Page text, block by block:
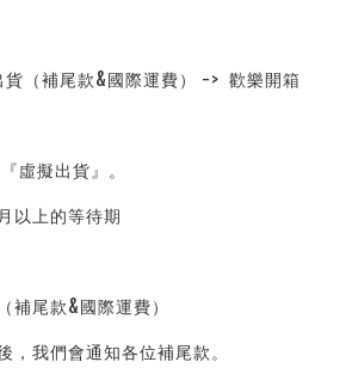
（補尾款&國際運費） ->  歡樂開箱
虛擬出貨』。
以上的等待期
補尾款&國際運費）
，我們會通知各位補尾款。